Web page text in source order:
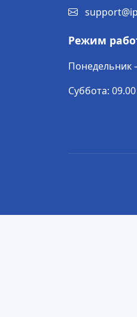
Режим
Понедельник
Суббота: